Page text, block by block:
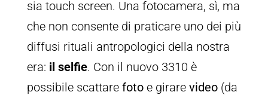
sia touch screen. Una fotocamera, sì, ma
che non consente di praticare uno dei più
diffusi rituali antropologici della nostra
era: il selfie. Con il nuovo 3310 è
possibile scattare fotoe girarevideo(da